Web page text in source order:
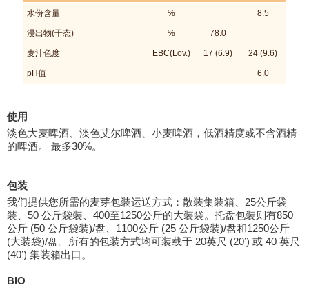
水份含量 % 8.5
浸出物(干态) % 78.0
麦汁色度 EBC(Lov.) 17 (6.9) 24 (9.6)
pH值 6.0
使用
淡色大麦啤酒、淡色艾尔啤酒、小麦啤酒，低酒精度或不含酒精
的啤酒。 最多30%。
包装
我们提供您所需的麦芽包装运送方式：散装集装箱、25公斤袋
装、50 公斤袋装、400至1250公斤的大装袋。托盘包装则有850
公斤 (50 公斤袋装)/盘、1100公斤 (25 公斤袋装)/盘和1250公斤
(大装袋)/盘。所有的包装方式均可装载于 20英尺 (20’) 或 40 英尺
(40’) 集装箱出口。
BIO